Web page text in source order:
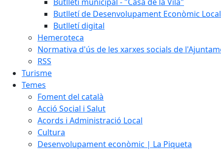
Butlletí de Desenvolupament Econòmic Local
Butlletí digital
Hemeroteca
Normativa d'ús de les xarxes socials de
RSS
Turisme
Temes
Foment del català
Acció Social i Salut
Acords i Administració Local
Cultura
Desenvolupament econòmic | La Piqueta